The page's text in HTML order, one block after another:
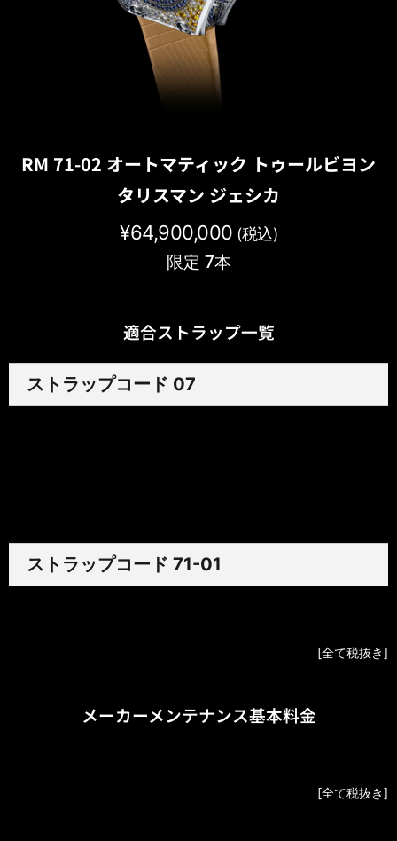
RM 71-02 オートマティック トゥールビヨン
タリスマン ジェシカ
限定 7本
¥64,900,000 (税込)
適合ストラップ一覧
ストラップコード 07
ストラップコード 71-01
[全て税抜き]
メーカーメンテナンス基本料金
[全て税抜き]